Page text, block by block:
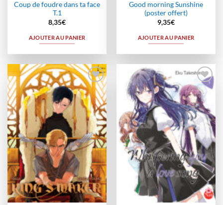
Coup de foudre dans ta face
T.1
8,35€
AJOUTER AU PANIER
Good morning Sunshine
(poster offert)
9,35€
AJOUTER AU PANIER
Ajouter
à la
wishlist
Ajouter
à la
wishlist